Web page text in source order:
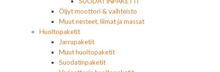
Öljyt moottori & vaihteisto
Muut nesteet, liimat ja massat
Huoltopaketit
Jarrupaketit
Muut huoltopaketit
Suodatinpaketit